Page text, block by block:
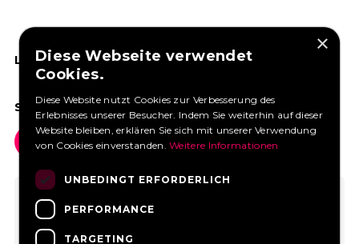
LIKEN SIE UNS AUF FACEBOOK
SOCIAL MEDIA
×
Diese Webseite verwendet
Cookies.
Diese Website nutzt Cookies zur Verbesserung des
Erlebnisses unserer Besucher. Indem Sie weiterhin auf dieser
Website bleiben, erklären Sie sich mit unserer Verwendung
von Cookies einverstanden.Weitere Informationen
UNBEDINGT ERFORDERLICH
PERFORMANCE
TARGETING